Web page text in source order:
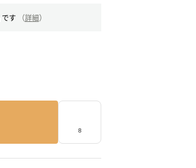
です （詳細）